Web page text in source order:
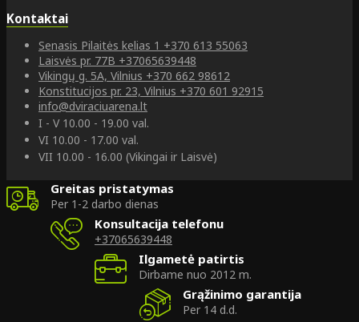
Kontaktai
Senasis Pilaitės kelias 1 +370 613 55063
Laisvės pr. 77B +37065639448
Vikingų g. 5A, Vilnius +370 662 98612
Konstitucijos pr. 23, Vilnius +370 601 92915
info@dviraciuarena.lt
I - V 10.00 - 19.00 val.
VI 10.00 - 17.00 val.
VII 10.00 - 16.00 (Vikingai ir Laisvė)
Greitas pristatymas
Per 1-2 darbo dienas
Konsultacija telefonu
+37065639448
Ilgametė patirtis
Dirbame nuo 2012 m.
Grąžinimo garantija
Per 14 d.d.